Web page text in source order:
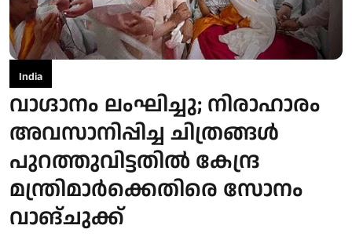
India
വാഗ്ദാനം ലംഘിച്ചു; നിരാഹാരം
അവസാനിപ്പിച്ച ചിത്രങ്ങൾ
പുറത്തുവിട്ടതിൽ കേന്ദ്ര
മന്ത്രിമാർക്കെതിരെ സോനം
വാങ്ചുക്ക്